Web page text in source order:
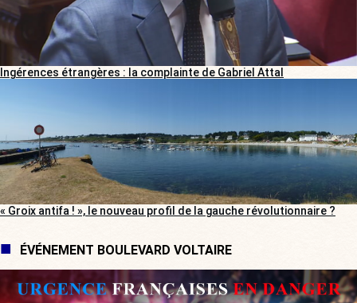
Ingérences étrangères : la complainte de Gabriel Attal
« Groix antifa ! », le nouveau profil de la gauche révolutionnaire ?
ÉVÉNEMENT BOULEVARD VOLTAIRE